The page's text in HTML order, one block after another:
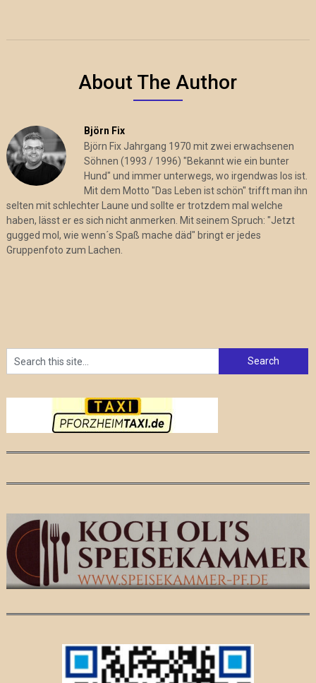
About The Author
Björn Fix
Björn Fix Jahrgang 1970 mit zwei erwachsenen
Söhnen (1993 / 1996) "Bekannt wie ein bunter
Hund" und immer unterwegs, wo irgendwas los ist.
Mit dem Motto "Das Leben ist schön" trifft man ihn
selten mit schlechter Laune und sollte er trotzdem mal welche
haben, lässt er es sich nicht anmerken. Mit seinem Spruch: "Jetzt
gugged mol, wie wenn´s Spaß mache däd" bringt er jedes
Gruppenfoto zum Lachen.